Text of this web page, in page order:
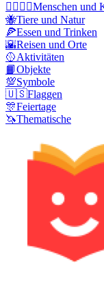
👩‍❤️‍💋‍👨Menschen und
🐝Tiere und Natur
🍕Essen und Trinken
🌇Reisen und Orte
🥎Aktivitäten
📙Objekte
💯Symbole
🇺🇸Flaggen
🎊Feiertage
🦄Thematische